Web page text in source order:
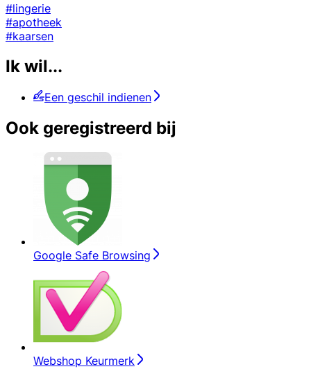
#lingerie
#apotheek
#kaarsen
Ik wil...
Een geschil indienen
Ook geregistreerd bij
Google Safe Browsing
Webshop Keurmerk